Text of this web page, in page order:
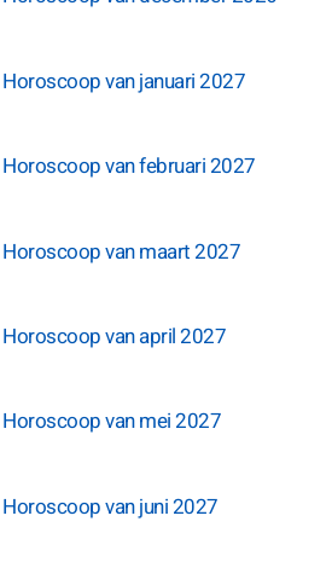
Horoscoop van januari 2027
Horoscoop van februari 2027
Horoscoop van maart 2027
Horoscoop van april 2027
Horoscoop van mei 2027
Horoscoop van juni 2027